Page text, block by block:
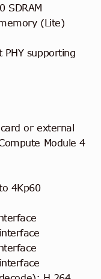
SDRAM
(Lite)
PHY supporting
or external
Module 4
4Kp60